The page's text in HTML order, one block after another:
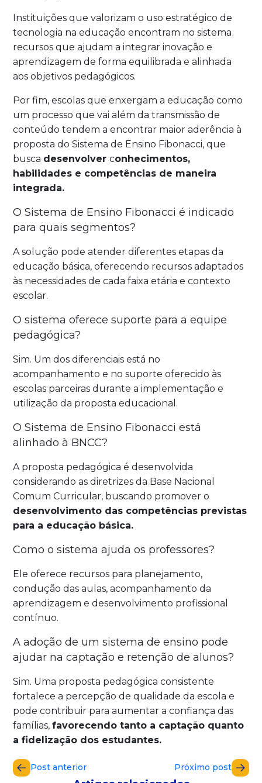
Instituições que valorizam o uso estratégico de
tecnologia na educação encontram no sistema
recursos que ajudam a integrar inovação e
aprendizagem de forma equilibrada e alinhada
aos objetivos pedagógicos.
Por fim, escolas que enxergam a educação como
um processo que vai além da transmissão de
conteúdo tendem a encontrar maior aderência à
proposta do Sistema de Ensino Fibonacci, que
busca desenvolverconhecimentos,
habilidades e competências de maneira
integrada.
O Sistema de Ensino Fibonacci é indicado
para quais segmentos?
A solução pode atender diferentes etapas da
educação básica, oferecendo recursos adaptados
às necessidades de cada faixa etária e contexto
escolar.
O sistema oferece suporte para a equipe
pedagógica?
Sim. Um dos diferenciais está no
acompanhamento e no suporte oferecido às
escolas parceiras durante a implementação e
utilização da proposta educacional.
O Sistema de Ensino Fibonacci está
alinhado à BNCC?
A proposta pedagógica é desenvolvida
considerando as diretrizes da Base Nacional
Comum Curricular, buscando promover o
desenvolvimento das competências previstas
para a educação básica.
Como o sistema ajuda os professores?
Ele oferece recursos para planejamento,
condução das aulas, acompanhamento da
aprendizagem e desenvolvimento profissional
contínuo.
A adoção de um sistema de ensino pode
ajudar na captação e retenção de alunos?
Sim. Uma proposta pedagógica consistente
fortalece a percepção de qualidade da escola e
pode contribuir para aumentar a confiança das
famílias,favorecendo tanto a captação quanto
a fidelização dos estudantes.
Post anterior Próximo post